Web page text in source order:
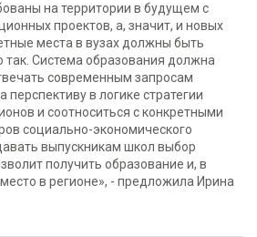
на территории в будущем с
проектов, а, значит, и новых
места в вузах должны быть
Система образования должна
современным запросам
перспективу в логике стратегии
и соотноситься с конкретными
социально-экономического
выпускникам школ выбор
получить образование и, в
в регионе», - предложила Ирина